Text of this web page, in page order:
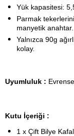
Yük kapasitesi:
Parmak
manyetik anahtar.
Yalnızca 90g
kolay.
Uyumluluk :
Kutu İçeriği :
1 x Çift Bilye